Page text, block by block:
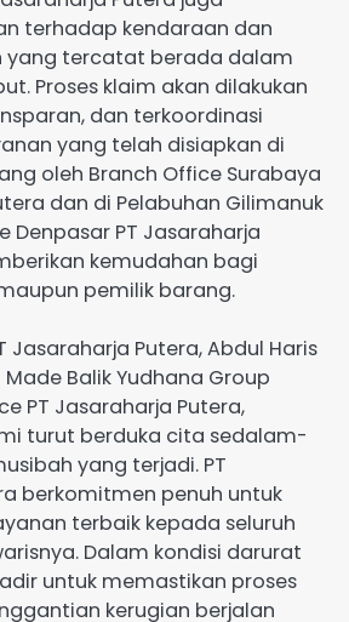
terhadap kendaraan dan
yang tercatat berada dalam
Proses klaim akan dilakukan
dan terkoordinasi
yang telah disiapkan di
oleh Branch Office Surabaya
dan di Pelabuhan Gilimanuk
Denpasar PT Jasaraharja
kemudahan bagi
pemilik barang.
Jasaraharja Putera, Abdul Haris
Balik Yudhana Group
PT Jasaraharja Putera,
turut berduka cita sedalam-
yang terjadi. PT
berkomitmen penuh untuk
terbaik kepada seluruh
Dalam kondisi darurat
untuk memastikan proses
kerugian berjalan